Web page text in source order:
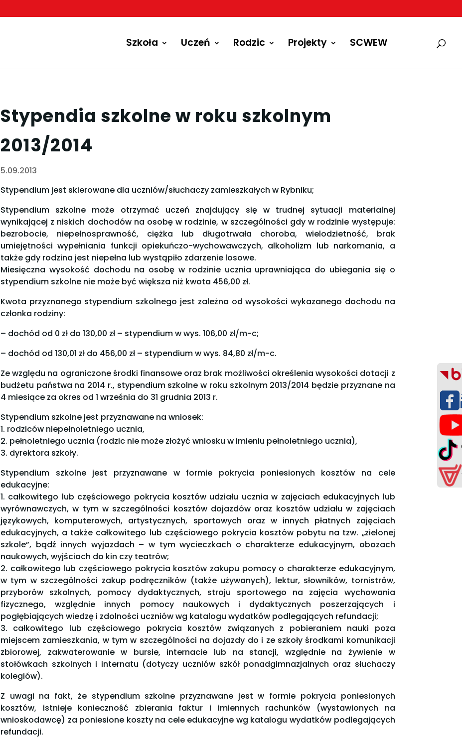
Szkoła Uczeń Rodzic Projekty SCWEW
Stypendia szkolne w roku szkolnym
2013/2014
5.09.2013
Stypendium jest skierowane dla uczniów/słuchaczy zamieszkałych w Rybniku;
Stypendium szkolne może otrzymać uczeń znajdujący się w trudnej sytuacji materialnej
wynikającej z niskich dochodów na osobę w rodzinie, w szczególności gdy w rodzinie występuje:
bezrobocie, niepełnosprawność, ciężka lub długotrwała choroba, wielodzietność, brak
umiejętności wypełniania funkcji opiekuńczo-wychowawczych, alkoholizm lub narkomania, a
także gdy rodzina jest niepełna lub wystąpiło zdarzenie losowe.
Miesięczna wysokość dochodu na osobę w rodzinie ucznia uprawniająca do ubiegania się o
stypendium szkolne nie może być większa niż kwota 456,00 zł.
Kwota przyznanego stypendium szkolnego jest zależna od wysokości wykazanego dochodu na
członka rodziny:
– dochód od 0 zł do 130,00 zł – stypendium w wys. 106,00 zł/m-c;
– dochód od 130,01 zł do 456,00 zł – stypendium w wys. 84,80 zł/m-c.
Ze względu na ograniczone środki finansowe oraz brak możliwości określenia wysokości dotacji z
budżetu państwa na 2014 r., stypendium szkolne w roku szkolnym 2013/2014 będzie przyznane na
4 miesiące za okres od 1 września do 31 grudnia 2013 r.
Stypendium szkolne jest przyznawane na wniosek:
1. rodziców niepełnoletniego ucznia,
2. pełnoletniego ucznia (rodzic nie może złożyć wniosku w imieniu pełnoletniego ucznia),
3. dyrektora szkoły.
Stypendium szkolne jest przyznawane w formie pokrycia poniesionych kosztów na cele
edukacyjne:
1. całkowitego lub częściowego pokrycia kosztów udziału ucznia w zajęciach edukacyjnych lub
wyrównawczych, w tym w szczególności kosztów dojazdów oraz kosztów udziału w zajęciach
językowych, komputerowych, artystycznych, sportowych oraz w innych płatnych zajęciach
edukacyjnych, a także całkowitego lub częściowego pokrycia kosztów pobytu na tzw. „zielonej
szkole”, bądź innych wyjazdach – w tym wycieczkach o charakterze edukacyjnym, obozach
naukowych, wyjściach do kin czy teatrów;
2. całkowitego lub częściowego pokrycia kosztów zakupu pomocy o charakterze edukacyjnym,
w tym w szczególności zakup podręczników (także używanych), lektur, słowników, tornistrów,
przyborów szkolnych, pomocy dydaktycznych, stroju sportowego na zajęcia wychowania
fizycznego, względnie innych pomocy naukowych i dydaktycznych poszerzających i
pogłębiających wiedzę i zdolności uczniów wg katalogu wydatków podlegających refundacji;
3. całkowitego lub częściowego pokrycia kosztów związanych z pobieraniem nauki poza
miejscem zamieszkania, w tym w szczególności na dojazdy do i ze szkoły środkami komunikacji
zbiorowej, zakwaterowanie w bursie, internacie lub na stancji, względnie na żywienie w
stołówkach szkolnych i internatu (dotyczy uczniów szkół ponadgimnazjalnych oraz słuchaczy
kolegiów).
Z uwagi na fakt, że stypendium szkolne przyznawane jest w formie pokrycia poniesionych
kosztów, istnieje konieczność zbierania faktur i imiennych rachunków (wystawionych na
wnioskodawcę) za poniesione koszty na cele edukacyjne wg katalogu wydatków podlegających
refundacji.